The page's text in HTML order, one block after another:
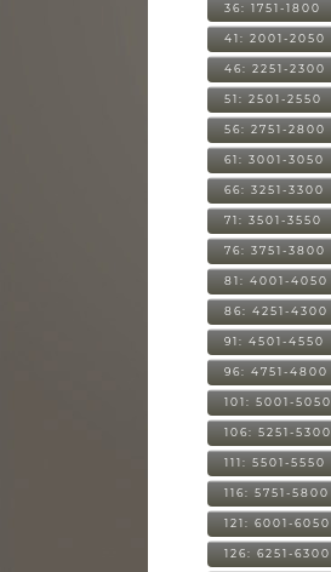
36: 1751-1800
41: 2001-2050
46: 2251-2300
51: 2501-2550
56: 2751-2800
61: 3001-3050
66: 3251-3300
71: 3501-3550
76: 3751-3800
81: 4001-4050
86: 4251-4300
91: 4501-4550
96: 4751-4800
101: 5001-5050
106: 5251-5300
111: 5501-5550
116: 5751-5800
121: 6001-6050
126: 6251-6300